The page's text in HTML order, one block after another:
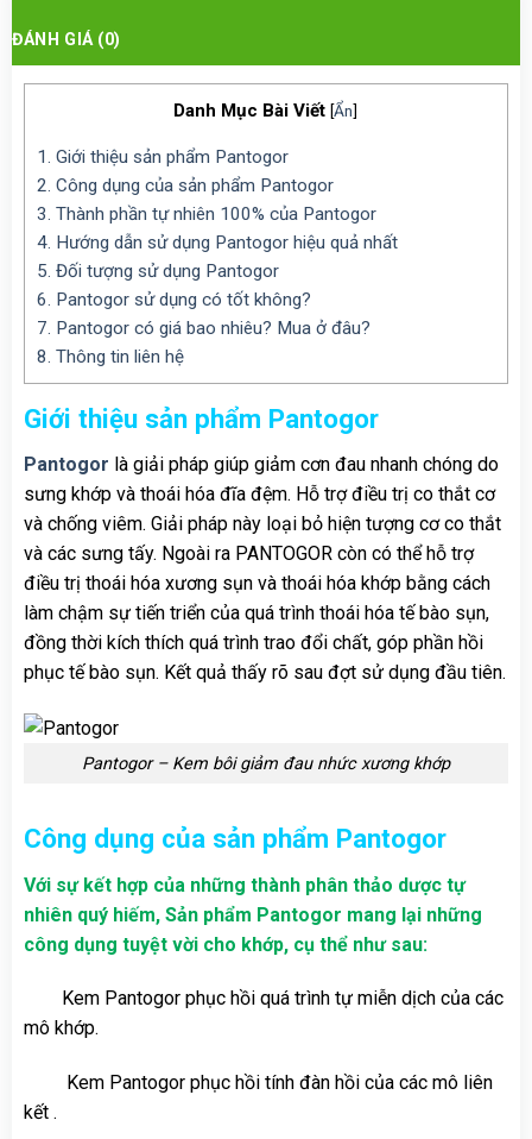
ĐÁNH GIÁ (0)
Danh Mục Bài Viết [Ẩn]
1. Giới thiệu sản phẩm Pantogor
2. Công dụng của sản phẩm Pantogor
3. Thành phần tự nhiên 100% của Pantogor
4. Hướng dẫn sử dụng Pantogor hiệu quả nhất
5. Đối tượng sử dụng Pantogor
6. Pantogor sử dụng có tốt không?
7. Pantogor có giá bao nhiêu? Mua ở đâu?
8. Thông tin liên hệ
Giới thiệu sản phẩm Pantogor
Pantogor là giải pháp giúp giảm cơn đau nhanh chóng do
sưng khớp và thoái hóa đĩa đệm. Hỗ trợ điều trị co thắt cơ
và chống viêm. Giải pháp này loại bỏ hiện tượng cơ co thắt
và các sưng tấy. Ngoài ra PANTOGOR còn có thể hỗ trợ
điều trị thoái hóa xương sụn và thoái hóa khớp bằng cách
làm chậm sự tiến triển của quá trình thoái hóa tế bào sụn,
đồng thời kích thích quá trình trao đổi chất, góp phần hồi
phục tế bào sụn. Kết quả thấy rõ sau đợt sử dụng đầu tiên.
Pantogor – Kem bôi giảm đau nhức xương khớp
Công dụng của sản phẩm Pantogor
Với sự kết hợp của những thành phân thảo dược tự
nhiên quý hiếm, Sản phẩm Pantogor mang lại những
công dụng tuyệt vời cho khớp, cụ thể như sau:
Kem Pantogor phục hồi quá trình tự miễn dịch của các
mô khớp.
Kem Pantogor phục hồi tính đàn hồi của các mô liên
kết .